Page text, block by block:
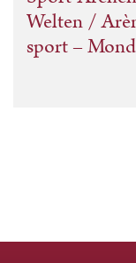
Welten /
sport –